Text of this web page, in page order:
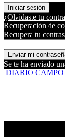
¿Olvidaste tu
Recuperación de
Recupera tu
Se te ha enviado
DIARIO